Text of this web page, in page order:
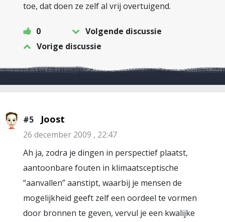
toe, dat doen ze zelf al vrij overtuigend.
0
Volgende discussie
Vorige discussie
#5 Joost
26 december 2009 , 22:47
Ah ja, zodra je dingen in perspectief plaatst,
aantoonbare fouten in klimaatsceptische
“aanvallen” aanstipt, waarbij je mensen de
mogelijkheid geeft zelf een oordeel te vormen
door bronnen te geven, vervul je een kwalijke